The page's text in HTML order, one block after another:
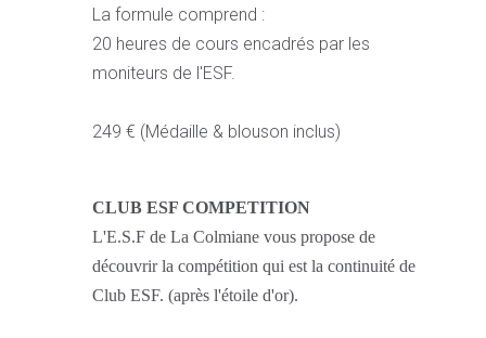
La formule comprend :
20 heures de cours encadrés par les
moniteurs de l'ESF.
249 € (Médaille & blouson inclus)
CLUB ESF COMPETITION
L'E.S.F de La Colmiane vous propose de
découvrir la compétition qui est la continuité de
Club ESF. (après l'étoile d'or).